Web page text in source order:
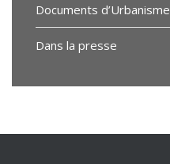
Documents d’Urbanisme
Dans la presse